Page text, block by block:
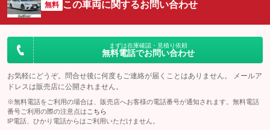
無料 この車両に関するお問い合わせ
まずは在庫確認・見積り依頼
無料電話でお問い合わせ
お気軽にどうぞ。問合せ後に何度もご連絡が届くことはありません。 メールア
ドレスは販売店に公開されません。
※無料電話をご利用の場合は、販売店へお客様の電話番号が通知されます。無料電話
番号ご利用の際の注意点は こちら
IP電話、ひかり電話からはご利用いただけません。